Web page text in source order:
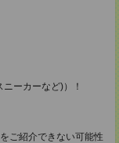
ーカーなど)）！
ご紹介できない可能性